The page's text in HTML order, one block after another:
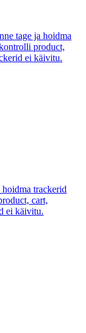
tage ja hoidma
product,
ei käivitu.
hoidma trackerid
cart,
ei käivitu.